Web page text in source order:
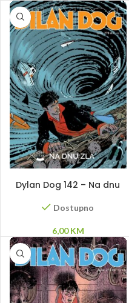
Dylan Dog 142 – Na dnu
Dostupno
6,00KM